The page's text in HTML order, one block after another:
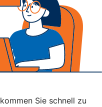
Sie schnell zu